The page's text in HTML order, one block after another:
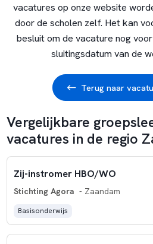
vacatures op onze website
door de scholen zelf. Het kan
besluit om de vacature nog
sluitingsdatum van de
Terug naar
Vergelijkbare
vacatures in de regio
Zij-instromer HBO/WO
Stichting Agora - Zaandam
Basisonderwijs